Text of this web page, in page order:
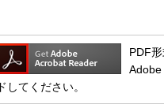
PDF
Adobe
ドしてください。